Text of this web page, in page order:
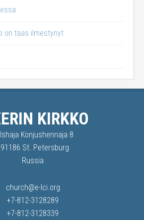
on taas ilmestynyt
KIRKKO
Konjushennaja 8
St. Petersburg
Russia
church@e-lci.org
+7-812-3128289
+7-812-3128339